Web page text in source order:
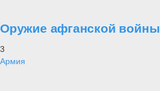
Оружие афганской войны
3
Армия